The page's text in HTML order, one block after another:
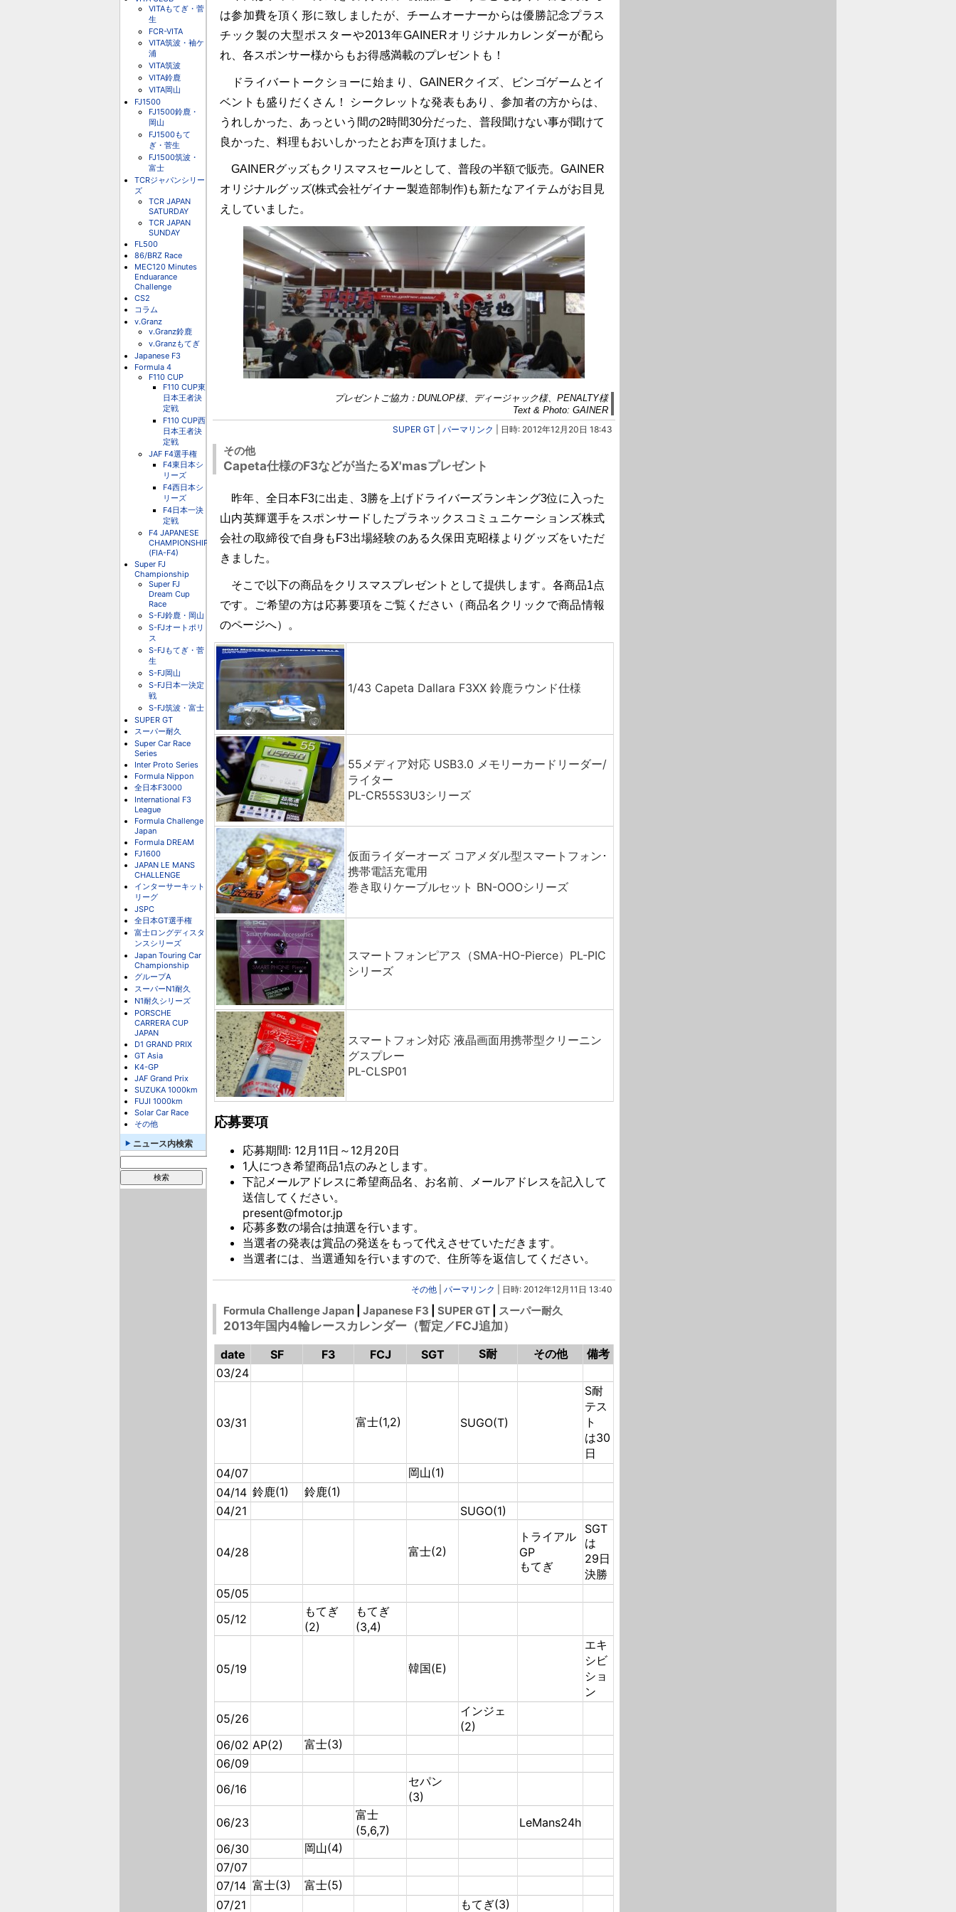
VITAもてぎ・菅
生
FCR-VITA
VITA筑波・袖ケ
浦
VITA筑波
VITA鈴鹿
VITA岡山
FJ1500
FJ1500鈴鹿・
岡山
FJ1500もて
ぎ・菅生
FJ1500筑波・
富士
TCRジャパンシリー
ズ
TCR JAPAN
SATURDAY
TCR JAPAN
SUNDAY
FL500
86/BRZ Race
MEC120 Minutes
Enduarance
Challenge
CS2
コラム
v.Granz
v.Granz鈴鹿
v.Granzもてぎ
Japanese F3
Formula 4
F110 CUP
F110 CUP東
日本王者決
定戦
F110 CUP西
日本王者決
定戦
JAF F4選手権
F4東日本シ
リーズ
F4西日本シ
リーズ
F4日本一決
定戦
F4 JAPANESE
CHAMPIONSHIP
(FIA-F4)
Super FJ
Championship
Super FJ
Dream Cup
Race
S-FJ鈴鹿・岡山
S-FJオートポリ
ス
S-FJもてぎ・菅
生
S-FJ岡山
S-FJ日本一決定
戦
S-FJ筑波・富士
SUPER GT
スーパー耐久
Super Car Race
Series
Inter Proto Series
Formula Nippon
全日本F3000
International F3
League
Formula Challenge
Japan
Formula DREAM
FJ1600
JAPAN LE MANS
CHALLENGE
インターサーキット
リーグ
JSPC
全日本GT選手権
富士ロングディスタ
ンスシリーズ
Japan Touring Car
Championship
グループA
スーパーN1耐久
N1耐久シリーズ
PORSCHE
CARRERA CUP
JAPAN
D1 GRAND PRIX
GT Asia
K4-GP
JAF Grand Prix
SUZUKA 1000km
FUJI 1000km
Solar Car Race
その他
ニュース内検索
は参加費を頂く形に致しましたが、チームオーナーからは優勝記念プラス
チック製の大型ポスターや2013年GAINERオリジナルカレンダーが配ら
れ、各スポンサー様からもお得感満載のプレゼントも！
ドライバートークショーに始まり、GAINERクイズ、ビンゴゲームとイ
ベントも盛りだくさん！ シークレットな発表もあり、参加者の方からは、
うれしかった、あっという間の2時間30分だった、普段聞けない事が聞けて
良かった、料理もおいしかったとお声を頂けました。
GAINERグッズもクリスマスセールとして、普段の半額で販売。GAINER
オリジナルグッズ(株式会社ゲイナー製造部制作)も新たなアイテムがお目見
えしていました。
プレゼントご協力：DUNLOP様、ディージャック様、PENALTY様
Text & Photo: GAINER
SUPER GT
パーマリンク | 日時: 2012年12月20日 18:43
その他
Capeta仕様のF3などが当たるX'masプレゼント
昨年、全日本F3に出走、3勝を上げドライバーズランキング3位に入った
山内英輝選手をスポンサードしたプラネックスコミュニケーションズ株式
会社の取締役で自身もF3出場経験のある久保田克昭様よりグッズをいただ
きました。
そこで以下の商品をクリスマスプレゼントとして提供します。各商品1点
です。ご希望の方は応募要項をご覧ください（商品名クリックで商品情報
のページへ）。
1/43 Capeta Dallara F3XX 鈴鹿ラウンド仕様
55メディア対応 USB3.0 メモリーカードリーダー/
ライター
PL-CR55S3U3シリーズ
仮面ライダーオーズ コアメダル型スマートフォン･
携帯電話充電用
巻き取りケーブルセット BN-OOOシリーズ
スマートフォンピアス（SMA-HO-Pierce）PL-PIC
シリーズ
スマートフォン対応 液晶画面用携帯型クリーニン
グスプレー
PL-CLSP01
応募要項
応募期間: 12月11日～12月20日
1人につき希望商品1点のみとします。
下記メールアドレスに希望商品名、お名前、メールアドレスを記入して
送信してください。
present@fmotor.jp
応募多数の場合は抽選を行います。
当選者の発表は賞品の発送をもって代えさせていただきます。
当選者には、当選通知を行いますので、住所等を返信してください。
その他 パーマリンク | 日時: 2012年12月11日 13:40
Formula Challenge Japan Japanese F3 SUPER GT スーパー耐久
2013年国内4輪レースカレンダー（暫定／FCJ追加）
date
SF F3 FCJ SGT S耐 その他
備考
03/24
03/31 富士(1,2) SUGO(T)
S耐
テス
ト
は30
日
04/07
岡山(1)
04/14 鈴鹿(1)
鈴鹿(1)
04/21
SUGO(1)
04/28 富士(2)
トライアル
GP
もてぎ
SGT
は
29日
決勝
05/05
05/12
もてぎ
(2)
もてぎ
(3,4)
05/19 韓国(E)
エキ
シビ
ショ
ン
05/26
インジェ
(2)
06/02 AP(2)
富士(3)
06/09
06/16
セパン
(3)
06/23
富士
(5,6,7)
LeMans24h
06/30
岡山(4)
07/07
07/14 富士(3)
富士(5)
07/21
もてぎ(3)